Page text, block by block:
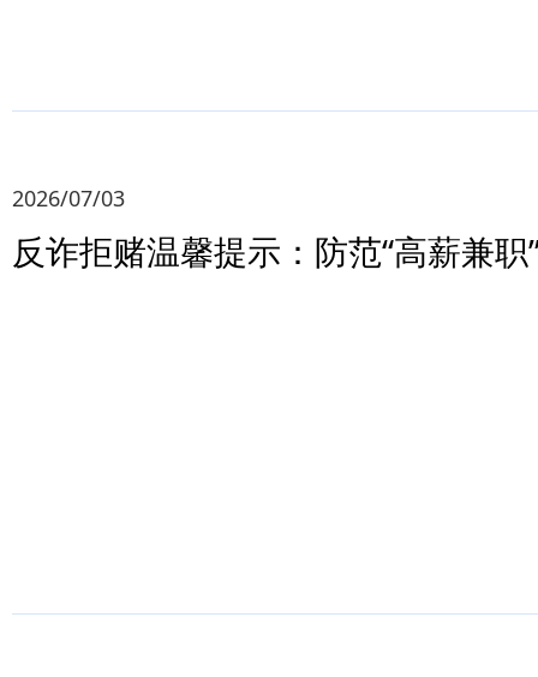
2026/07/03
反诈拒赌温馨提示：防范“高薪兼职